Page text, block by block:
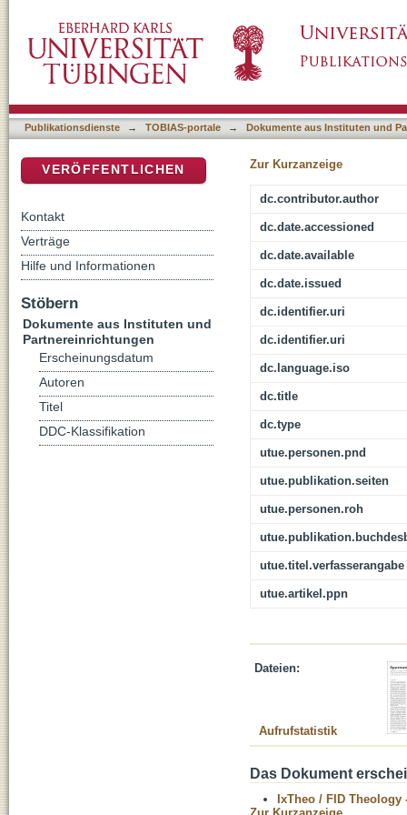
Publikationsdienste → TOBIAS-portale → Dokumente aus Instituten und
Zur Kurzanzeige
dc.contributor.author
dc.date.accessioned
dc.date.available
dc.date.issued
dc.identifier.uri
dc.identifier.uri
dc.language.iso
dc.title
dc.type
utue.personen.pnd
utue.publikation.seiten
utue.personen.roh
utue.titel.verfasserangabe
utue.artikel.ppn
Dateien:
Aufrufstatistik
Das Dokument
IxTheo / FID Theology
VERÖFFENTLICHEN
Kontakt
Verträge
Hilfe und Informationen
Stöbern
Dokumente aus Instituten und
Partnereinrichtungen
Erscheinungsdatum
Autoren
Titel
DDC-Klassifikation